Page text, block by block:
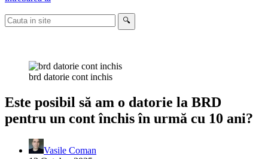
Cauta
in
🔍
brd datorie cont inchis
Este posibil să am o datorie la BRD
pentru un cont închis în urmă cu 10 ani?
Vasile Coman